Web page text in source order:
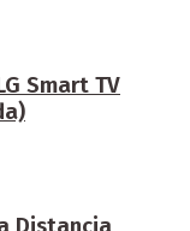
Smart TV